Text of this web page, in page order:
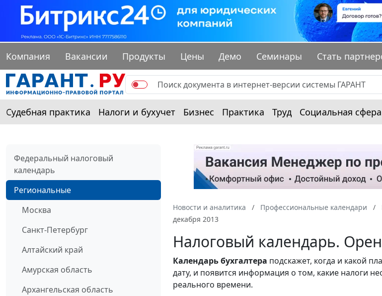
Компания Вакансии Продукты Цены Демо Семинары Стать
Судебная практика Налоги и бухучет Бизнес Практика Труд Социальная сфера
Федеральный налоговый
календарь
Региональные
Москва
Санкт-Петербург
Алтайский край
Амурская область
Архангельская область
Новости и аналитика Профессиональные календари
декабря 2013
Налоговый календарь.
Календарьбухгалтера подскажет, когда и какой
дату, и появится информация о том, какие налоги
реального времени.